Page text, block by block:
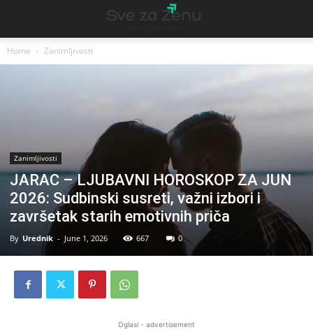
Home Zanimljivosti
Zanimljivosti
JARAC – LJUBAVNI HOROSKOP ZA JUN
2026: Sudbinski susreti, važni izbori i
završetak starih emotivnih priča
By Urednik - June 1, 2026 667 0
Oglasi - advertisement